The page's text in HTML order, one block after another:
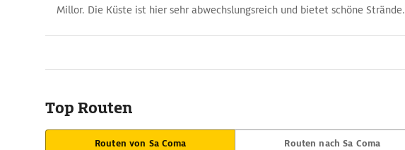
Millor. Die Küste ist hier sehr abwechslungsreich und bietet schöne Strände.
Top Routen
Routen von Sa Coma Routen nach Sa Coma